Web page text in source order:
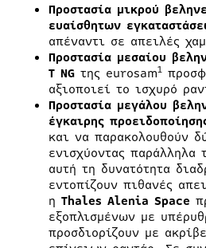
Προστασία μικρού
ευαίσθητων
απέναντι σε απειλές
Προστασία μεσαίου
T NGτης eurosam1
αξιοποιεί το ισχυρό
Προστασία μεγάλου
έγκαιρης
και να παρακολουθούν
ενισχύοντας
αυτή τη δυνατότητα
εντοπίζουν πιθανές
η Thales Alenia Space
εξοπλισμένων με
προσδιορίζουν με